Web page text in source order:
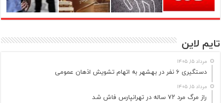
تایم لاین
مرداد ۱۵, ۱۴۰۵
دستگیری ۶ نفر در بهشهر به اتهام تشویش اذهان عمومی
مرداد ۱۵, ۱۴۰۵
راز مرگ مرد ۷۲ ساله در تهرانپارس فاش شد